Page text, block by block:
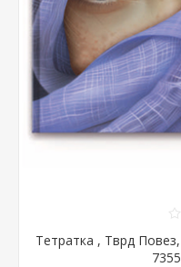
Тетратка , Тврд